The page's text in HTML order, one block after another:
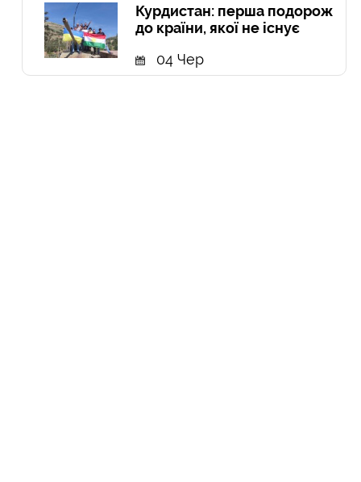
Курдистан: перша подорож
до країни, якої не існує
04 Чер